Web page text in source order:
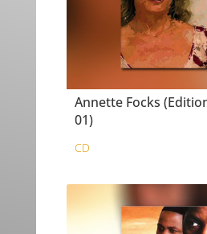
Annette Focks
01)
CD